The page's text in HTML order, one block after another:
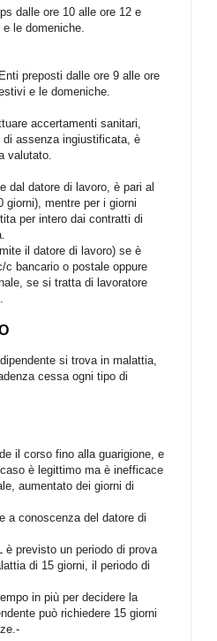
dalle ore 10 alle ore 12 e
le domeniche.
preposti dalle ore 9 alle ore
e le domeniche.
accertamenti sanitari,
assenza ingiustificata, è
valutato.
dal datore di lavoro, è pari al
giorni), mentre per i giorni
per intero dai contratti di
il datore di lavoro) se è
c bancario o postale oppure
se si tratta di lavoratore
si trova in malattia,
cessa ogni tipo di
il corso fino alla guarigione, e
è legittimo ma è inefficace
aumentato dei giorni di
a conoscenza del datore di
è previsto un periodo di prova
di 15 giorni, il periodo di
in più per decidere la
può richiedere 15 giorni